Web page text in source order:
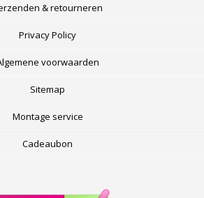
& retourneren
Privacy Policy
voorwaarden
Sitemap
Montage service
Cadeaubon